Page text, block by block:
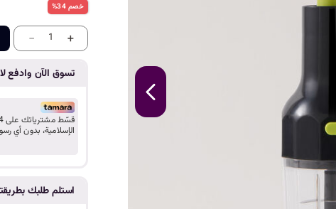
%34 خصم
- 1 +
تسوق الآن وادفع
الإسلامية، بدون أي
استلم طلبك